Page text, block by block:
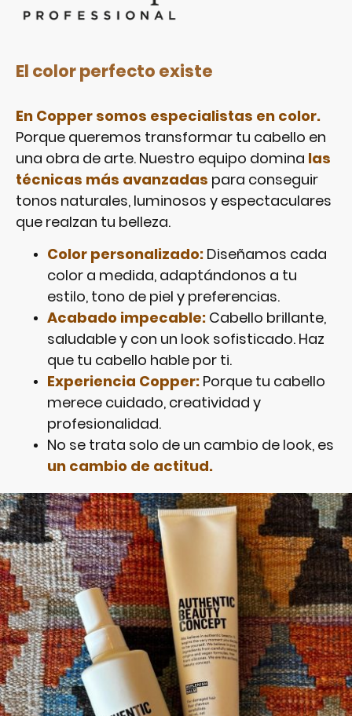
El color perfecto existe
En Copper somos especialistas en color.
Porque queremos transformar tu cabello en
una obra de arte. Nuestro equipo domina las
técnicas más avanzadas para conseguir
tonos naturales, luminosos y espectaculares
que realzan tu belleza.
Color personalizado: Diseñamos cada
color a medida, adaptándonos a tu
estilo, tono de piel y preferencias.
Acabado impecable: Cabello brillante,
saludable y con un look sofisticado. Haz
que tu cabello hable por ti.
Experiencia Copper: Porque tu cabello
merece cuidado, creatividad y
profesionalidad.
No se trata solo de un cambio de look, es
un cambio de actitud.